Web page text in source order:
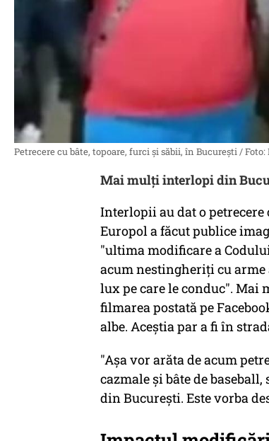
Petrecere cu bâte, topoare, furci și săbii, în București / Foto:
Mai mulți interlopi din
Interlopii au dat o petrecere
Europol a făcut publice
"ultima modificare a
acum nestingheriți cu arme
lux pe care le conduc". Mai
filmarea postată pe
albe. Aceștia par a fi în
"Așa vor arăta de acum
cazmale și bâte de
din București. Este vorba